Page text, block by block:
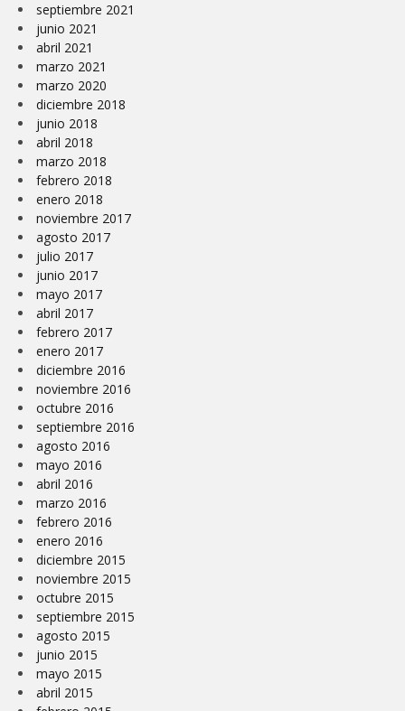
septiembre 2021
junio 2021
abril 2021
marzo 2021
marzo 2020
diciembre 2018
junio 2018
abril 2018
marzo 2018
febrero 2018
enero 2018
noviembre 2017
agosto 2017
julio 2017
junio 2017
mayo 2017
abril 2017
febrero 2017
enero 2017
diciembre 2016
noviembre 2016
octubre 2016
septiembre 2016
agosto 2016
mayo 2016
abril 2016
marzo 2016
febrero 2016
enero 2016
diciembre 2015
noviembre 2015
octubre 2015
septiembre 2015
agosto 2015
junio 2015
mayo 2015
abril 2015